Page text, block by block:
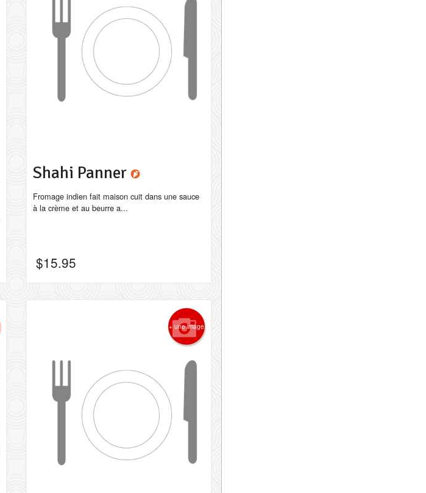
Shahi Panner
Fromage indien fait maison cuit dans une sauce
à la crème et au beurre a...
$15.95
+ une image